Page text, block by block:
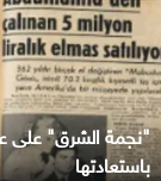
"نجمة الشرق" على
باستعادتها